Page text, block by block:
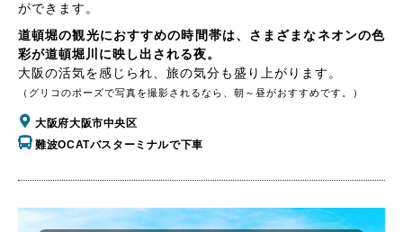
ができます。
道頓堀の観光におすすめの時間帯は、さまざまなネオンの色
彩が道頓堀川に映し出される夜。
大阪の活気を感じられ、旅の気分も盛り上がります。
（グリコのポーズで写真を撮影されるなら、朝～昼がおすすめです。）
大阪府大阪市中央区
難波OCATバスターミナルで下車